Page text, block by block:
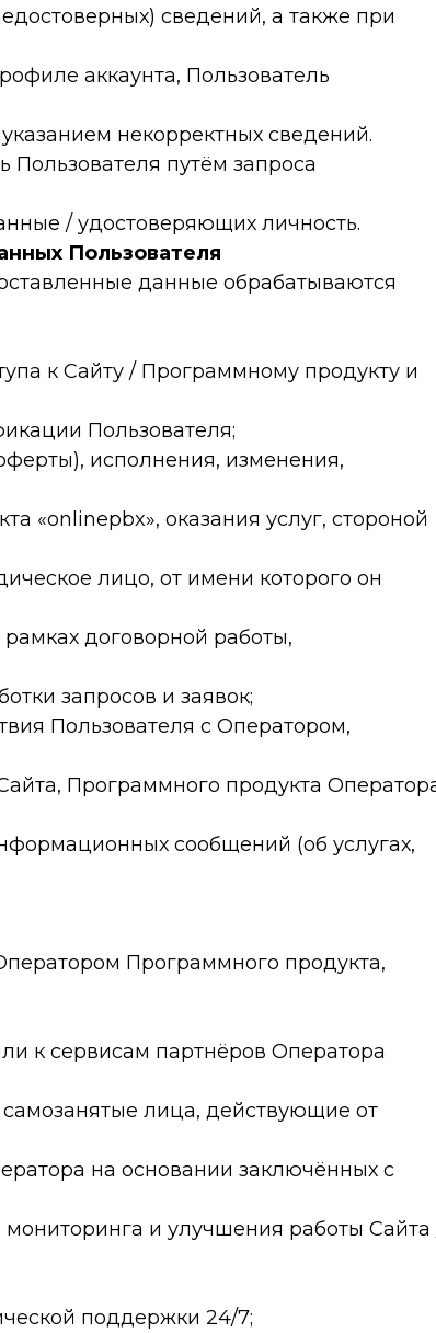
сведений, а также при
аккаунта, Пользователь
некорректных сведений.
Пользователя путём запроса
/ удостоверяющих личность.
Пользователя
данные обрабатываются
к Сайту / Программному продукту и
Пользователя;
исполнения, изменения,
«onlinepbx», оказания услуг, стороной
лицо, от имени которого он
рамках договорной работы,
запросов и заявок;
Пользователя с Оператором,
Программного продукта
сообщений (об услугах,
Программного продукта,
к сервисам партнёров Оператора
лица, действующие от
на основании заключённых с
и улучшения работы Сайта
поддержки 24/7;